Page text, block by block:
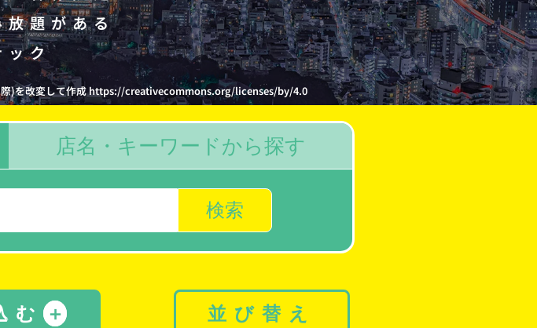
放題がある
ック
際)を改変して作成 https://creativecommons.org/licenses/by/4.0
検索
店名・キーワードから探す
む ＋ 並び替え